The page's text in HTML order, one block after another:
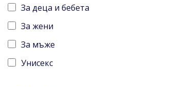
За деца и бебета
За жени
За мъже
Унисекс